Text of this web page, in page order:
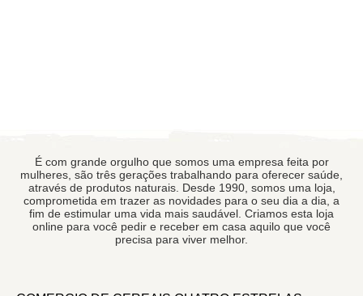
É com grande orgulho que somos uma empresa feita por
mulheres, são três gerações trabalhando para oferecer saúde,
através de produtos naturais. Desde 1990, somos uma loja,
comprometida em trazer as novidades para o seu dia a dia, a
fim de estimular uma vida mais saudável. Criamos esta loja
online para você pedir e receber em casa aquilo que você
precisa para viver melhor.